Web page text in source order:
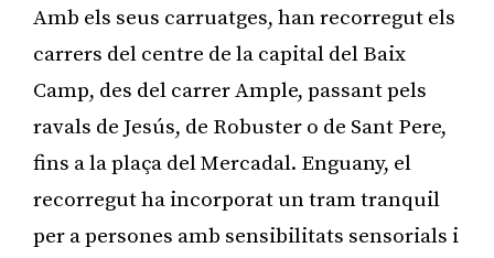
Amb els seus carruatges, han recorregut els
carrers del centre de la capital del Baix
Camp, des del carrer Ample, passant pels
ravals de Jesús, de Robuster o de Sant Pere,
fins a la plaça del Mercadal. Enguany, el
recorregut ha incorporat un tram tranquil
per a persones amb sensibilitats sensorials i